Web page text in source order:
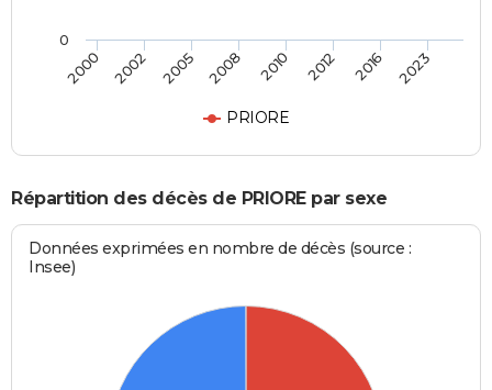
PRIORE
2000 2002 2005 2008 2010 2012 2016 2023
0
Répartition des décès de PRIORE par sexe
Données exprimées en nombre de décès (source :
Insee)